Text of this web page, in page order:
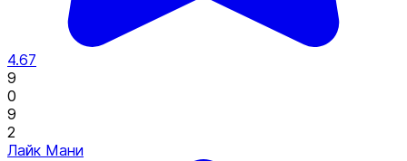
4.67
9
0
9
2
Лайк Мани